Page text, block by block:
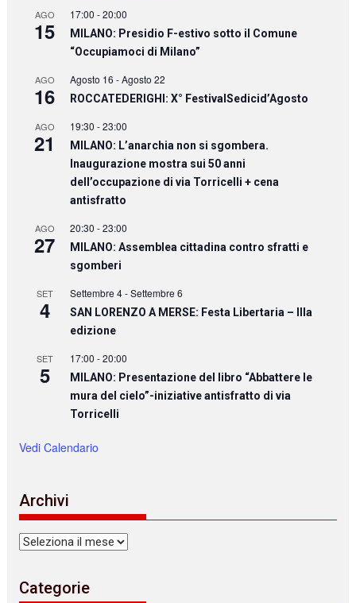
AGO
15
17:00 -20:00
MILANO: Presidio F-estivo sotto il Comune
“Occupiamoci di Milano”
AGO
16
Agosto 16 -Agosto 22
ROCCATEDERIGHI: X° FestivalSedicid’Agosto
AGO
21
19:30 -23:00
MILANO: L’anarchia non si sgombera.
Inaugurazione mostra sui 50 anni
dell’occupazione di via Torricelli + cena
antisfratto
AGO
27
20:30 -23:00
MILANO: Assemblea cittadina contro sfratti e
sgomberi
SET
4
Settembre 4-Settembre 6
SAN LORENZO A MERSE: Festa Libertaria – IIIa
edizione
SET
5
17:00 -20:00
MILANO: Presentazione del libro “Abbattere le
mura del cielo”-iniziative antisfratto di via
Torricelli
Vedi Calendario
Archivi
Archivi
Categorie